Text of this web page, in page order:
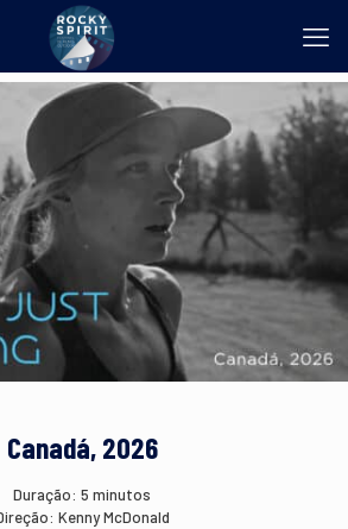
Canadá, 2026
Duração: 5 minutos
Kenny McDonald